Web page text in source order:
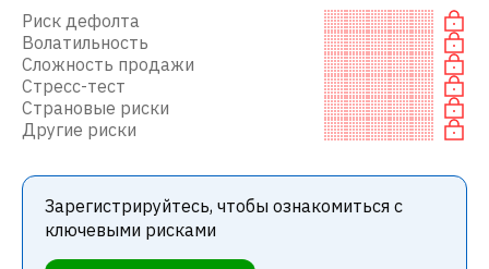
Риск дефолта
Волатильность
Сложность продажи
Стресс-тест
Страновые риски
Другие риски
Зарегистрируйтесь, чтобы ознакомиться с
ключевыми рисками